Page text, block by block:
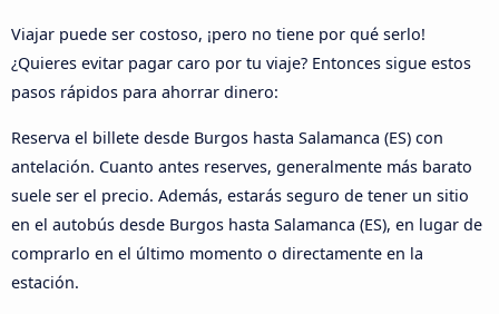
Viajar puede ser costoso, ¡pero no tiene por qué serlo!
¿Quieres evitar pagar caro por tu viaje? Entonces sigue estos
pasos rápidos para ahorrar dinero:
Reserva el billete desde Burgos hasta Salamanca (ES) con
antelación. Cuanto antes reserves, generalmente más barato
suele ser el precio. Además, estarás seguro de tener un sitio
en el autobús desde Burgos hasta Salamanca (ES), en lugar de
comprarlo en el último momento o directamente en la
estación.